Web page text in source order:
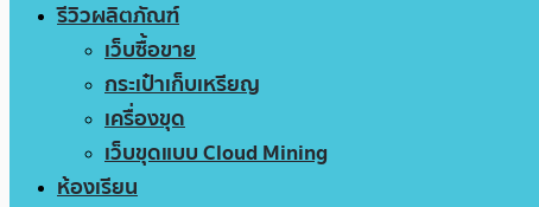
รีวิวผลิตภัณฑ์
เว็บซื้อขาย
กระเป๋าเก็บเหรียญ
เครื่องขุด
เว็บขุดแบบ Cloud Mining
ห้องเรียน